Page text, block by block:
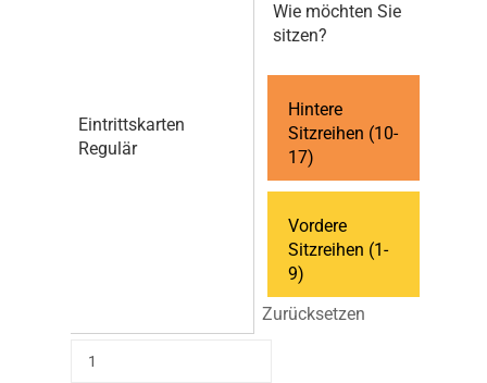
Eintrittskarten
Regulär
Wie möchten Sie
sitzen?
Hintere
Sitzreihen (10-
17)
Vordere
Sitzreihen (1-
9)
Zurücksetzen